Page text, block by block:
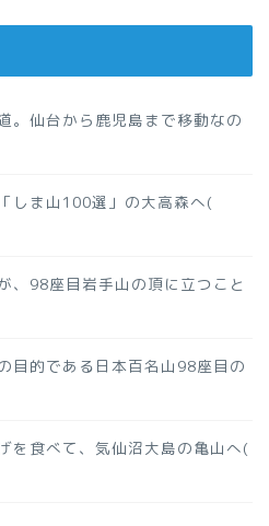
。仙台から鹿児島まで移動なの
しま山100選」の大高森へ(
、98座目岩手山の頂に立つこと
目的である日本百名山98座目の
を食べて、気仙沼大島の亀山へ(